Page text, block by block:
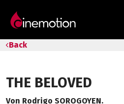
Back
THE BELOVED
Von Rodrigo SOROGOYEN.
Geschenk-Gutschein